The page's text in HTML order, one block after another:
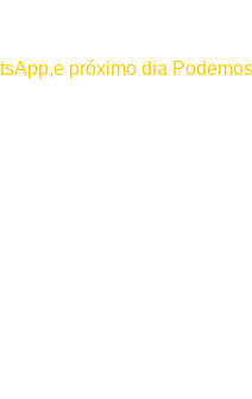
próximo dia